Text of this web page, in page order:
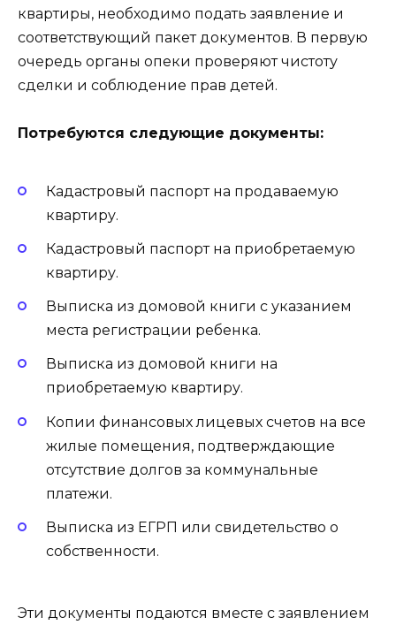
квартиры, необходимо подать заявление и
соответствующий пакет документов. В первую
очередь органы опеки проверяют чистоту
сделки и соблюдение прав детей.
Потребуются следующие документы:
Кадастровый паспорт на продаваемую
квартиру.
Кадастровый паспорт на приобретаемую
квартиру.
Выписка из домовой книги с указанием
места регистрации ребенка.
Выписка из домовой книги на
приобретаемую квартиру.
Копии финансовых лицевых счетов на все
жилые помещения, подтверждающие
отсутствие долгов за коммунальные
платежи.
Выписка из ЕГРП или свидетельство о
собственности.
Эти документы подаются вместе с заявлением